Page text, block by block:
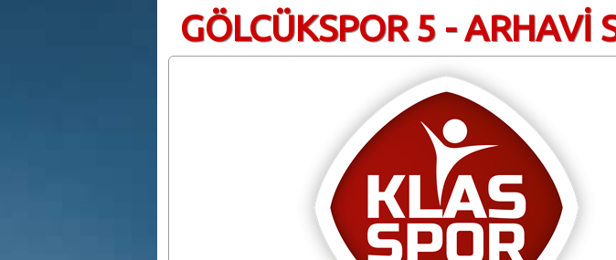
GÖLCÜKSPOR 5 - ARHAVİ